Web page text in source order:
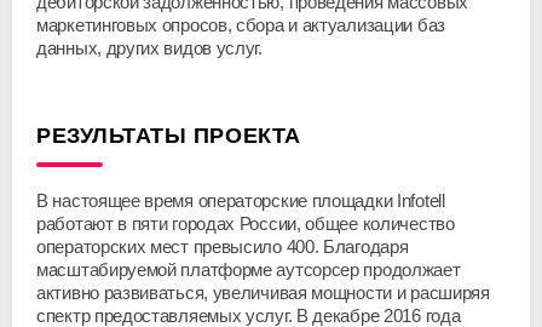
маркетинговых опросов, сбора и актуализации баз
данных, других видов услуг.
РЕЗУЛЬТАТЫ ПРОЕКТА
В настоящее время операторские площадки Infotell
работают в пяти городах России, общее количество
операторских мест превысило 400. Благодаря
масштабируемой платформе аутсорсер продолжает
активно развиваться, увеличивая мощности и расширяя
спектр предоставляемых услуг. В декабре 2016 года